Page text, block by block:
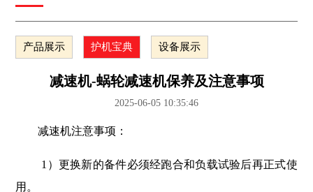
产品展示 护机宝典 设备展示
减速机-蜗轮减速机保养及注意事项
2025-06-05 10:35:46
减速机注意事项：
1）更换新的备件必须经跑合和负载试验后再正式使
用。